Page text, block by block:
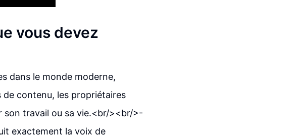
vous devez
dans le monde moderne,
contenu, les propriétaires
travail ou sa vie.<br/><br/>-
exactement la voix de